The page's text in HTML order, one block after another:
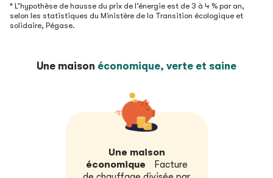
* L’hypothèse de hausse du prix de l’énergie est de 3 à 4 % par an,
selon les statistiques du Ministère de la Transition écologique et
solidaire, Pégase.
Une maison économique, verte et saine
Une maison
économique
Facture